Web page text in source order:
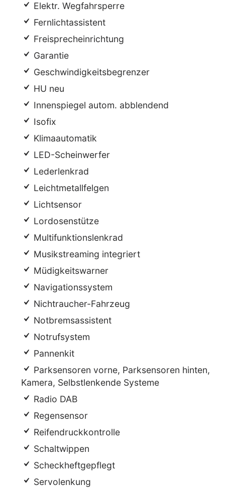
Elektr. Wegfahrsperre
Fernlichtassistent
Freisprecheinrichtung
Garantie
Geschwindigkeitsbegrenzer
HU neu
Innenspiegel autom. abblendend
Isofix
Klimaautomatik
LED-Scheinwerfer
Lederlenkrad
Leichtmetallfelgen
Lichtsensor
Lordosenstütze
Multifunktionslenkrad
Musikstreaming integriert
Müdigkeitswarner
Navigationssystem
Nichtraucher-Fahrzeug
Notbremsassistent
Notrufsystem
Pannenkit
Parksensoren vorne, Parksensoren hinten,
Kamera, Selbstlenkende Systeme
Radio DAB
Regensensor
Reifendruckkontrolle
Schaltwippen
Scheckheftgepflegt
Servolenkung